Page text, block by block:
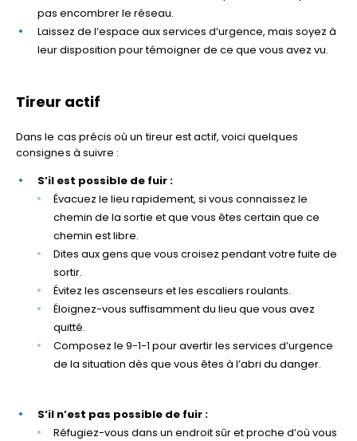
pas encombrer le réseau.
Laissez de l’espace aux services d’urgence, mais soyez à
leur disposition pour témoigner de ce que vous avez vu.
Tireur actif
Dans le cas précis où un tireur est actif, voici quelques
consignes à suivre :
S’il est possible de fuir :
Évacuez le lieu rapidement, si vous connaissez le
chemin de la sortie et que vous êtes certain que ce
chemin est libre.
Dites aux gens que vous croisez pendant votre fuite de
sortir.
Évitez les ascenseurs et les escaliers roulants.
Éloignez-vous suffisamment du lieu que vous avez
quitté.
Composez le 9-1-1 pour avertir les services d’urgence
de la situation dès que vous êtes à l’abri du danger.
S’il n’est pas possible de fuir :
Réfugiez-vous dans un endroit sûr et proche d’où vous